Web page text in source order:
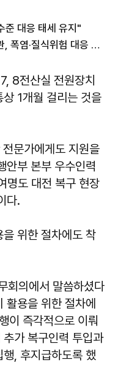
준 대응 태세 유지"
폭염 중대본 2단계 격상…노동장관, 폭염·질식위험 대응 강화 지시
8전산실 전원장치
1개월 걸리는 것을
문가에게도 지원을
안부 본부 우수인력
명도 대전 복구 현장
다.
위한 절차에도 착
회의에서 말씀하셨다
활용을 위한 절차에
이 즉각적으로 이뤄
가 복구인력 투입과
, 후지급하도록 했